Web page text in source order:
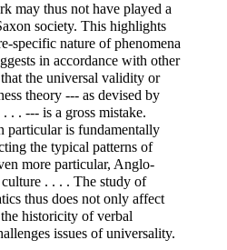
may thus not have played a
society. This highlights
specific nature of phenomena
in accordance with other
the universal validity or
theory --- as devised by
. . --- is a gross mistake.
particular is fundamentally
the typical patterns of
more particular, Anglo-
. . . . The study of
thus does not only affect
historicity of verbal
issues of universality.